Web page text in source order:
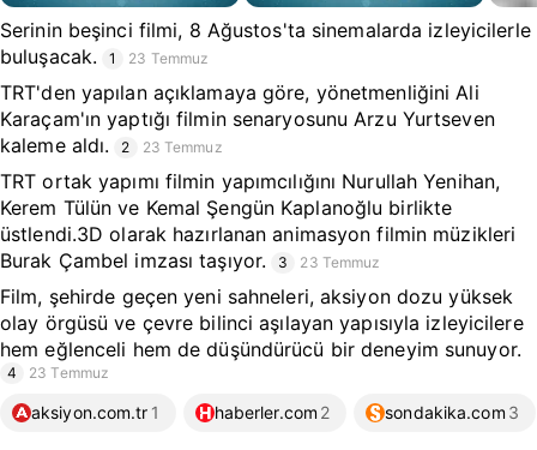
Serinin beşinci filmi, 8 Ağustos'ta sinemalarda izleyicilerle
buluşacak.
1 23 Temmuz
TRT'den yapılan açıklamaya göre, yönetmenliğini Ali
Karaçam'ın yaptığı filmin senaryosunu Arzu Yurtseven
kaleme aldı.
2 23 Temmuz
TRT ortak yapımı filmin yapımcılığını Nurullah Yenihan,
Kerem Tülün ve Kemal Şengün Kaplanoğlu birlikte
üstlendi.3D olarak hazırlanan animasyon filmin müzikleri
Burak Çambel imzası taşıyor.
3 23 Temmuz
Film, şehirde geçen yeni sahneleri, aksiyon dozu yüksek
olay örgüsü ve çevre bilinci aşılayan yapısıyla izleyicilere
hem eğlenceli hem de düşündürücü bir deneyim sunuyor.
4 23 Temmuz
aksiyon.com.tr 1 haberler.com 2 sondakika.com 3